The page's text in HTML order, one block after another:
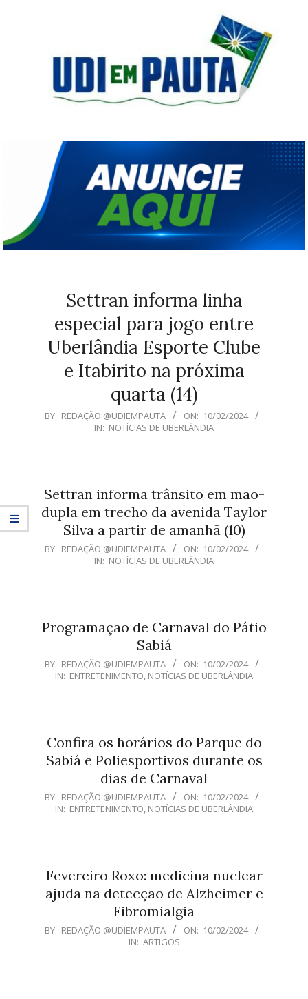
Pauta
Settran informa linha
especial para jogo entre
Uberlândia Esporte Clube
e Itabirito na próxima
quarta (14)
2024-
BY: REDAÇÃO @UDIEMPAUTA ON: 10/02/2024
IN: NOTÍCIAS DE UBERLÂNDIA
Settran informa trânsito em mão-
dupla em trecho da avenida Taylor
Silva a partir de amanhã (10)
2024-
BY: REDAÇÃO @UDIEMPAUTA ON: 10/02/2024
IN: NOTÍCIAS DE UBERLÂNDIA
Programação de Carnaval do Pátio
Sabiá
2024-
02-
BY: REDAÇÃO @UDIEMPAUTA ON: 10/02/2024
IN: ENTRETENIMENTO, NOTÍCIAS DE UBERLÂNDIA
Confira os horários do Parque do
Sabiá e Poliesportivos durante os
dias de Carnaval
2024-
02-
BY: REDAÇÃO @UDIEMPAUTA ON: 10/02/2024
IN: ENTRETENIMENTO, NOTÍCIAS DE UBERLÂNDIA
Fevereiro Roxo: medicina nuclear
ajuda na detecção de Alzheimer e
Fibromialgia
2024-
BY: REDAÇÃO @UDIEMPAUTA ON: 10/02/2024
IN: ARTIGOS